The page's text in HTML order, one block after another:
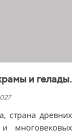
и гелады.
страна древних
многовековых